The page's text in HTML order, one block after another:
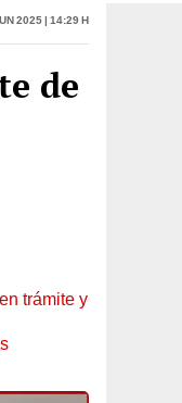
2025 | 14:29 h
de
trámite y